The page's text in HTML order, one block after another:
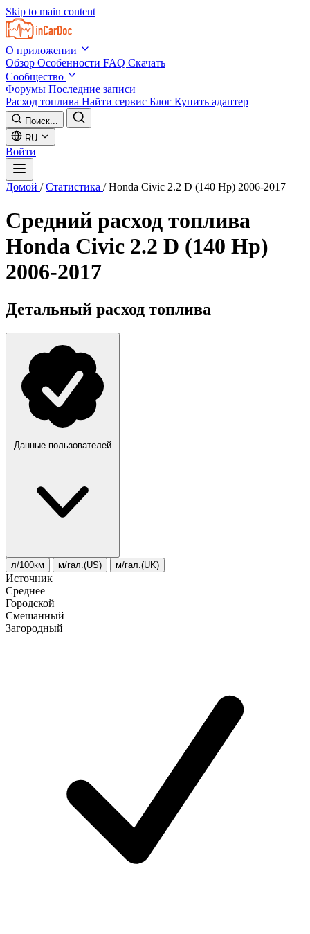
Skip to main content
О приложении
Обзор Особенности FAQ Скачать
Сообщество
Форумы Последние записи
Расход топлива Найти сервис Блог Купить адаптер
Поиск...
RU
Войти
Домой / Статистика / Honda Civic 2.2 D (140 Hp) 2006-2017
Средний расход топлива
Honda Civic 2.2 D (140 Hp)
2006-2017
Детальный расход топлива
Данные пользователей
л/100км м/гал.(US) м/гал.(UK)
Источник
Среднее
Городской
Смешанный
Загородный